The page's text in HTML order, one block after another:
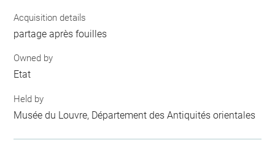
Acquisition details
partage après fouilles
Owned by
Etat
Held by
Musée du Louvre, Département des Antiquités orientales